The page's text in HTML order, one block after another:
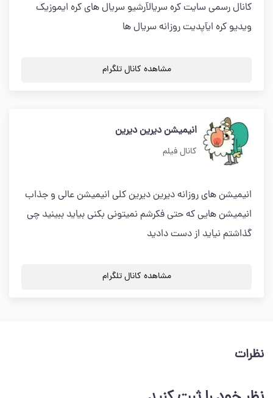
کانال رسمی سایت کره سریالآرشیو سریال های کره ایموزیک
ویدیو کره ایآپدیت روزانه سریال ها
مشاهده کانال تلگرام
انیمیشن دیرین دیرین
کانال فیلم
انیمیشن های روزانه دیرین دیرین کلی انیمیشن عالی و جذاب
انیمیشن هایی که حتی فکرشم نمیتونی بکنی بیاید ببینید چی
گذاشتم نیاید از دست دادید
مشاهده کانال تلگرام
نظرات